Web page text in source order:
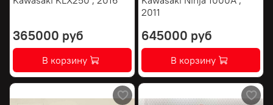
365000 руб
В корзину
2011
645000 руб
В корзину